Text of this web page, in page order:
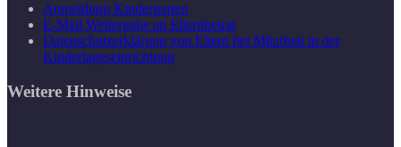
Anmeldung Kindergarten
E-Mail Weitergabe an Elternbeirat
Datenschutzerklärung von Eltern bei Mitarbeit in der
Kindertageseinrichtung
Weitere Hinweise